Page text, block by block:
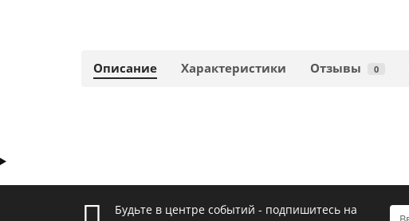
Описание Характеристики Отзывы 0
Будьте в центре событий - подпишитесь на